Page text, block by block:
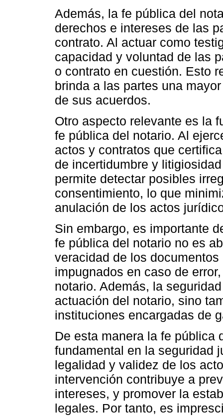
Además, la fe pública del
derechos e intereses de las
contrato. Al actuar como
capacidad y voluntad de las
o contrato en cuestión. Esto
brinda a las partes una
de sus acuerdos.
Otro aspecto relevante es la
fe pública del notario. Al
actos y contratos que
de incertidumbre y
permite detectar posibles
consentimiento, lo que
anulación de los actos
Sin embargo, es importante
fe pública del notario no es
veracidad de los
impugnados en caso de
notario. Además, la
actuación del notario, sino
instituciones encargadas de
De esta manera la fe pública
fundamental en la seguridad
legalidad y validez de los
intervención contribuye a
intereses, y promover la
legales. Por tanto, es